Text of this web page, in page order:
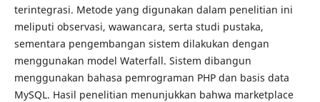
terintegrasi. Metode yang digunakan dalam penelitian ini
meliputi observasi, wawancara, serta studi pustaka,
sementara pengembangan sistem dilakukan dengan
menggunakan model Waterfall. Sistem dibangun
menggunakan bahasa pemrograman PHP dan basis data
MySQL. Hasil penelitian menunjukkan bahwa marketplace